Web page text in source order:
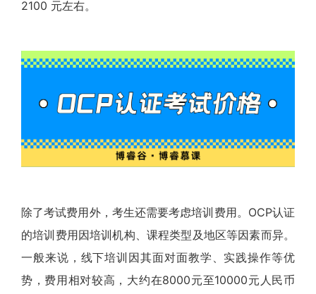
2100 元左右。
除了考试费用外，考生还需要考虑培训费用。OCP认证
的培训费用因培训机构、课程类型及地区等因素而异。
一般来说，线下培训因其面对面教学、实践操作等优
势，费用相对较高，大约在8000元至10000元人民币